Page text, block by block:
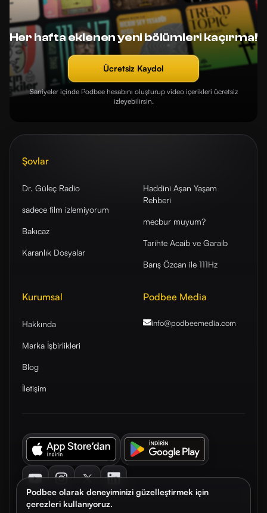
Podbee olarak deneyiminizi güzelleştirmek için
çerezleri kullanıyoruz.
Her hafta eklenen yeni bölümleri kaçırma!
Ücretsiz Kaydol
Saniyeler içinde Podbee hesabını oluşturup video içerikleri ücretsiz
izleyebilirsin.
Şovlar
Dr. Güleç Radio
sadece film izlemiyorum
Bakıcaz
Karanlık Dosyalar
Haddini Aşan Yaşam
Rehberi
mecbur muyum?
Tarihte Acaib ve Garaib
Barış Özcan ile 111Hz
Kurumsal
Hakkında
Marka İşbirlikleri
Blog
İletişim
Podbee Media
info@podbeemedia.com